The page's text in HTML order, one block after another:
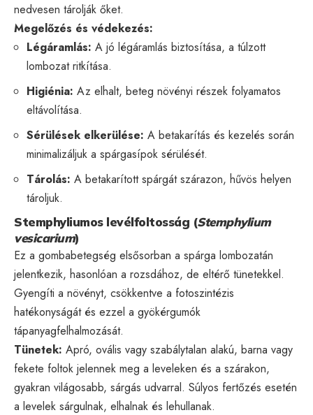
nedvesen tárolják őket.
Megelőzés és védekezés:
Légáramlás: A jó légáramlás biztosítása, a túlzott
lombozat ritkítása.
Higiénia: Az elhalt, beteg növényi részek folyamatos
eltávolítása.
Sérülések elkerülése: A betakarítás és kezelés során
minimalizáljuk a spárgasípok sérülését.
Tárolás: A betakarított spárgát szárazon, hűvös helyen
tároljuk.
Stemphyliumos levélfoltosság (Stemphylium
vesicarium)
Ez a gombabetegség elsősorban a spárga lombozatán
jelentkezik, hasonlóan a rozsdához, de eltérő tünetekkel.
Gyengíti a növényt, csökkentve a fotoszintézis
hatékonyságát és ezzel a gyökérgumók
tápanyagfelhalmozását.
Tünetek: Apró, ovális vagy szabálytalan alakú, barna vagy
fekete foltok jelennek meg a leveleken és a szárakon,
gyakran világosabb, sárgás udvarral. Súlyos fertőzés esetén
a levelek sárgulnak, elhalnak és lehullanak.